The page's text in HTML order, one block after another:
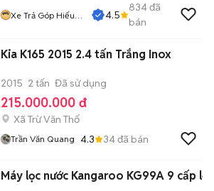
Xe Trả Góp Hiếu
4.5
834đã
bán
Kia K165 2015 2.4 tấn Trắng Inox
2015 2 tấn Đã sử dụng
215.000.000 đ
Xã Trừ Văn Thố
Trần Văn Quang 4.3 34đã bán
Máy lọc nước Kangaroo KG99A 9 cấp